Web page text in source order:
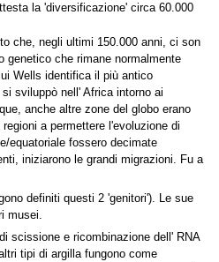
la 'diversificazione' circa 60.000
che, negli ultimi 150.000 anni, ci son
genetico che rimane normalmente
Wells identifica il più antico
sviluppò nell' Africa intorno ai
anche altre zone del globo erano
a permettere l'evoluzione di
equatoriale fossero decimate
iniziarono le grandi migrazioni. Fu a
definiti questi 2 'genitori'). Le sue
musei.
scissione e ricombinazione dell' RNA
tipi di argilla fungono come